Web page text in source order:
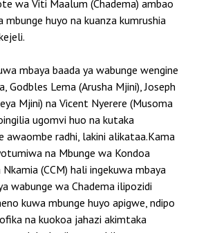
wa Viti Maalum (Chadema) ambao
mbunge huyo na kuanza kumrushia
mbaya baada ya wabunge wengine
Godbles Lema (Arusha Mjini), Joseph
Mjini) na Vicent Nyerere (Musoma
ugomvi huo na kutaka
awaombe radhi, lakini alikataa.Kama
na Mbunge wa Kondoa
Nkamia (CCM) hali ingekuwa mbaya
wabunge wa Chadema ilipozidi
kuwa mbunge huyo apigwe, ndipo
na kuokoa jahazi akimtaka